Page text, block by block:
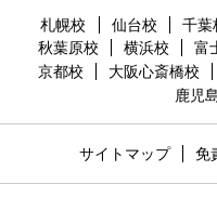
札幌校 仙台校 千葉
秋葉原校
横浜校 富
京都校
大阪心斎橋校
鹿児
サイトマップ 免